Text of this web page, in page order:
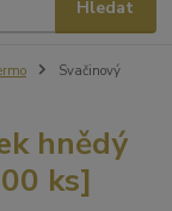
Hledat
Svačinový
hnědý
ks]